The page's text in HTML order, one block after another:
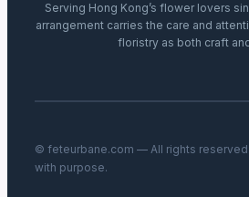
Serving Hong Kong’s flower lovers
arrangement carries the care and
floristry as both craft
© feteurbane.com — All rights
with purpose.